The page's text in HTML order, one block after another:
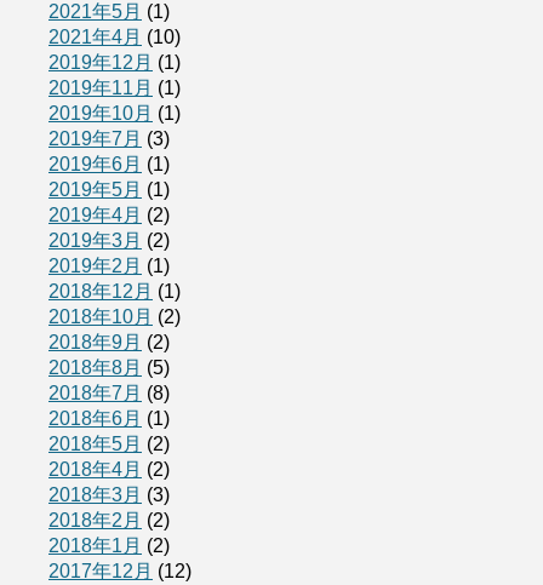
2021年5月 (1)
2021年4月 (10)
2019年12月 (1)
2019年11月 (1)
2019年10月 (1)
2019年7月 (3)
2019年6月 (1)
2019年5月 (1)
2019年4月 (2)
2019年3月 (2)
2019年2月 (1)
2018年12月 (1)
2018年10月 (2)
2018年9月 (2)
2018年8月 (5)
2018年7月 (8)
2018年6月 (1)
2018年5月 (2)
2018年4月 (2)
2018年3月 (3)
2018年2月 (2)
2018年1月 (2)
2017年12月 (12)